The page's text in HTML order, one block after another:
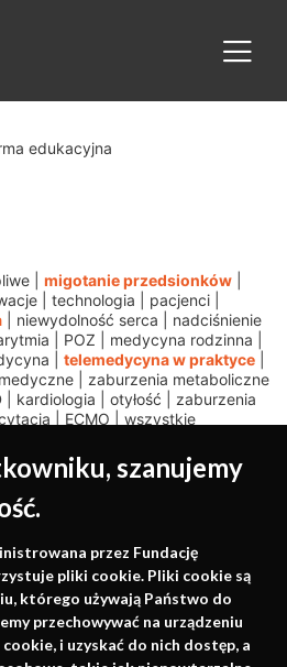
szanujemy
przez Fundację
pliki cookie. Pliki cookie są
którego używają Państwo do
przechowywać na urządzeniu
i uzyskać do nich dostęp, a
edukacyjna
migotanie przedsionków
technologia pacjenci
niewydolność serca
nadciśnienie
POZ medycyna rodzinna
telemedycyna w praktyce|
zaburzenia metaboliczne
| kardiologia otyłość
zaburzenia
ECMO wszystkie
oparta na
e-learning, wydawnictwo